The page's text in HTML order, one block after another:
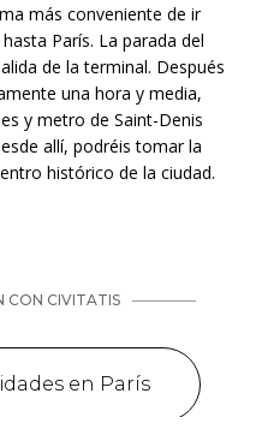
más conveniente de ir
París. La parada del
de la terminal. Después
una hora y media,
y metro de Saint-Denis
allí, podréis tomar la
histórico de la ciudad.